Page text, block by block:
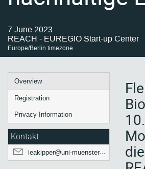
7 June 2023
REACH - EUREGIO Start-up Center
Europe/Berlin timezone
Event
menu
Overview
Registration
Privacy Information
Kontakt
leakipper@uni-muenster.de